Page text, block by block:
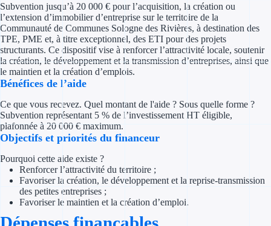
Subventions
Concours
Réduction des
Investir dans
Subvention jusqu’à 20 000 € pour l’acquisition, la création ou
l’extension d’immobilier d’entreprise sur le territoire de la
Communauté de Communes Sologne des Rivières, à destination des
TPE, PME et, à titre exceptionnel, des ETI pour des projets
structurants. Ce dispositif vise à renforcer l’attractivité locale, soutenir
la création, le développement et la transmission d’entreprises, ainsi que
le maintien et la création d’emplois.
Bénéfices de l’aide
Ce que vous recevez. Quel montant de l'aide ? Sous quelle forme ?
Subvention représentant 5 % de l’investissement HT éligible,
plafonnée à 20 000 € maximum.
Objectifs et priorités du financeur
Pourquoi cette aide existe ?
Renforcer l’attractivité du territoire ;
Favoriser la création, le développement et la reprise-transmission
des petites entreprises ;
Favoriser le maintien et la création d’emploi.
Dépenses finançables